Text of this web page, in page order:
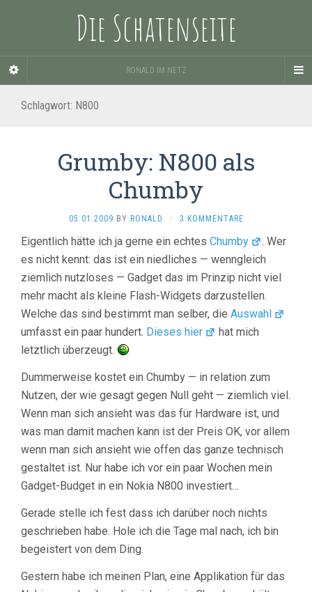
Die Schatenseite
RONALD IM NETZ
Schlagwort: N800
Grumby: N800 als
Chumby
05.01.2009 BY RONALD · 3 KOMMENTARE
Eigentlich hätte ich ja gerne ein echtes Chumby
. Wer
es nicht kennt: das ist ein niedliches — wenngleich
ziemlich nutzloses — Gadget das im Prinzip nicht viel
mehr macht als kleine Flash-Widgets darzustellen.
Welche das sind bestimmt man selber, die Auswahl
umfasst ein paar hundert. Dieses hier
hat mich
letztlich überzeugt.
Dummerweise kostet ein Chumby — in relation zum
Nutzen, der wie gesagt gegen Null geht — ziemlich viel.
Wenn man sich ansieht was das für Hardware ist, und
was man damit machen kann ist der Preis OK, vor allem
wenn man sich ansieht wie offen das ganze technisch
gestaltet ist. Nur habe ich vor ein paar Wochen mein
Gadget-Budget in ein Nokia N800 investiert…
Gerade stelle ich fest dass ich darüber noch nichts
geschrieben habe. Hole ich die Tage mal nach, ich bin
begeistert von dem Ding.
Gestern habe ich meinen Plan, eine Applikation für das